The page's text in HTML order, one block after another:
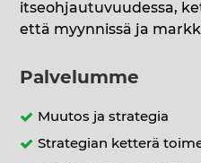
itseohjautuvuudessa,
että myynnissä ja
Palvelumme
Muutos ja strategia
Strategian ketterä